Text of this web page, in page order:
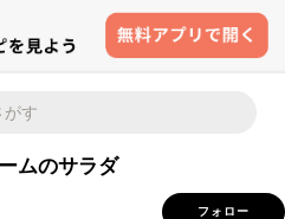
ムのサラダ
フォロー